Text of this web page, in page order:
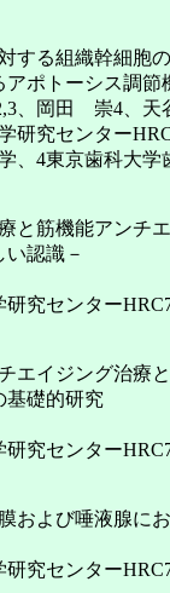
する組織幹細胞
ポトーシス調節
岡田 崇4、天
研究センター
、4東京歯科大学
と筋機能アンチ
認識－
究センター
エイジング治療
礎的研究
究センター
および唾液腺に
究センター